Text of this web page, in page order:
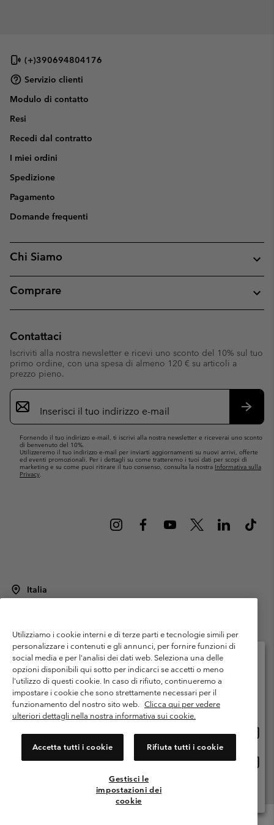
(+)390694804176
Servizio clienti
Modulo di contatto
Resi
Recedi dal contratto
I miei ordini
Spedizione
Pagamento
Domande frequenti
Chi Siamo
Comprare
Contattaci
Iscriviti alla nostra newsletter e ricevi uno sconto del 10% sul tuo
primo ordine, con una spesa di almeno 120 € su articoli a
prezzo pieno.
Iscrizione
e-
mail
Fornendo il tuo indirizzo e-mail, ti iscrivi alla nostra newsletter e riceverai uno sconto
di benvenuto del 10%.
Utilizzeremo il tuo indirizzo e-mail per inviarti aggiornamenti su nuovi arrivi, offerte
ed eventi promozionali. Per i dettagli su come tratteremo i tuoi dati per scopi di
marketing e su come puoi ritirare il tuo consenso, consulta la nostra Informativa sulla
Privacy.
Italia
Termini di utilizzo
Condizioni Generali di Venditaa
Garanzia
Politica sulla privacy
Termini e condizioni del programma di membership
Condizioni di utilizzo dei contenuti generati dagli utenti
Impressum
Cookies
Public CBCR
Servizio clienti: Lun. - ven. 9:00 - 13:00 & 14:00- 18:00
(+)390694804176
Utilizziamo i cookie interni e di terze parti e tecnologie simili per
personalizzare i contenuti e gli annunci, per fornire funzioni di
social media e per l'analisi dei dati web. Seleziona una delle
opzioni disponibili qui sotto per indicarci se accetti o meno
l'utilizzo di questi cookie. In caso di rifiuto, continueremo a
impostare i cookie che sono strettamente necessari per il
funzionamento del nostro sito web. Clicca qui per vedere
ulteriori dettagli nella nostra informativa sui cookie.
Accetta tutti i cookie Rifiuta tutti i cookie
Gestisci le
impostazioni dei
cookie
Seleziona il paese di spedizione e la lingua
Shopping online disponibile
online
Italia
online
Visualizza Tutti I Paesi